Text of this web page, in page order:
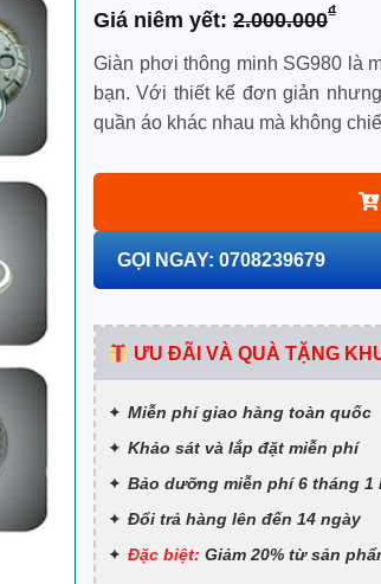
2.000.000₫
Giá
gốc
là:
2.000.000₫.
Giá
hiện
tại
là:
1.500.000₫.
Giàn phơi thông minh SG980 là
bạn. Với thiết kế đơn giản
quần áo khác nhau mà không
GỌI NGAY: 0708239679
ƯU ĐÃI VÀ QUÀ TẶNG
Miễn phí giao hàng toàn quốc
Khảo sát và lắp đặt miễn phí
Bảo dưỡng miễn phí 6 tháng 1
Đổi trả hàng lên đến 14 ngày
Đặc biệt: Giảm 20% từ sản